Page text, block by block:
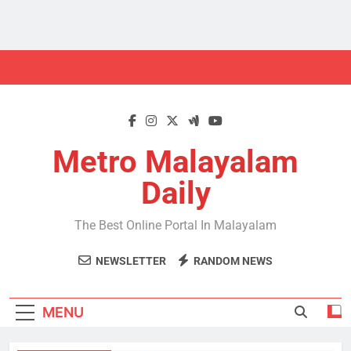
Metro Malayalam
Daily
The Best Online Portal In Malayalam
NEWSLETTER RANDOM NEWS
MENU